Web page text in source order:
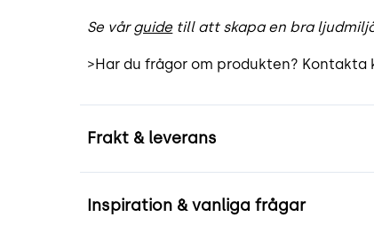
Se vårguide till att skapa en bra
>Har du frågor om produkten? Kontakta
Frakt & leverans
Inspiration & vanliga frågar